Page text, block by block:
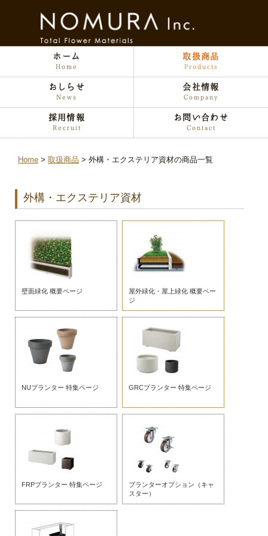
ホーム
Home
取扱商品
Products
おしらせ
News
会社情報
Company
採用情報
Recruit
お問い合わせ
Contact
Home 取扱商品 外構・エクステリア資材の商品一覧
外構・エクステリア資材
壁面緑化 概要ページ
屋外緑化・屋上緑化 概要ペー
ジ
NUプランター 特集ページ GRCプランター 特集ページ
FRPプランター 特集ページ
プランターオプション（キャ
スター）